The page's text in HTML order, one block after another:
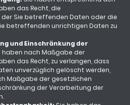
das Recht, die
Sie betreffenden Daten oder die
betreffenden unrichtigen Daten zu
und Einschränkung der
haben nach Maßgabe der
das Recht, zu verlangen, dass
unverzüglich gelöscht werden,
Maßgabe der gesetzlichen
der Verarbeitung der